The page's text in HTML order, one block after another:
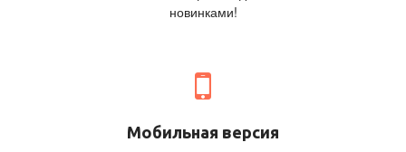
новинками!
Мобильная версия